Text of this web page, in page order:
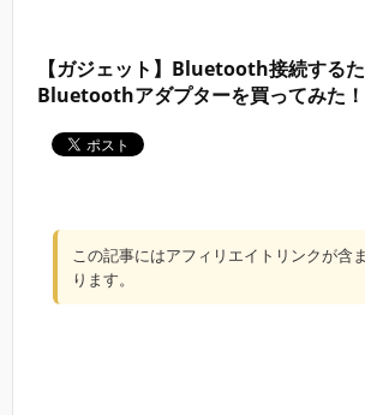
【ガジェット】Bluetooth接続する
この記事にはアフィリエイトリンクが含
ります。